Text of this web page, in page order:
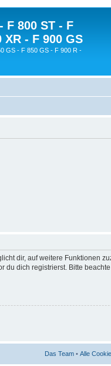
F 800 ST - F
XR - F 900 GS
GS - F 850 GS - F 900 R -
dir, auf weitere Funktionen
dich registrierst. Bitte
Das Team • Alle